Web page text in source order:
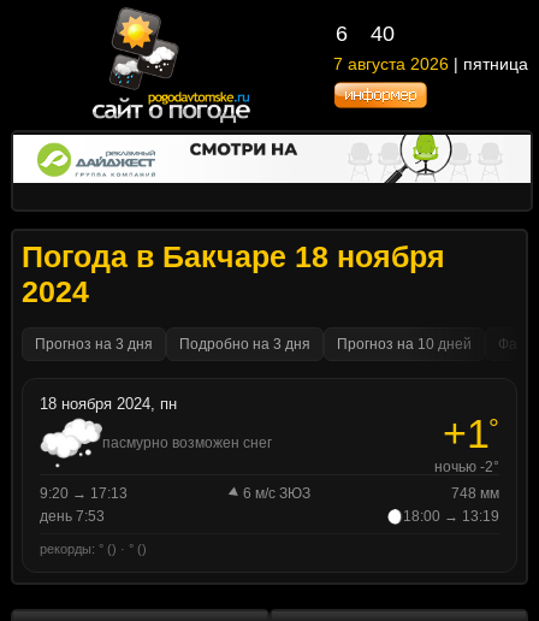
6 40
7 августа 2026 | пятница
Погода в Бакчаре 18 ноября
2024
Прогноз на 3 дня Подробно на 3 дня Прогноз на 10 дней
18 ноября 2024, пн
пасмурно возможен снег +1°
ночью -2°
9:20 → 17:13
6 м/с ЗЮЗ
748 мм
день 7:53
18:00 → 13:19
рекорды: ° () · ° ()